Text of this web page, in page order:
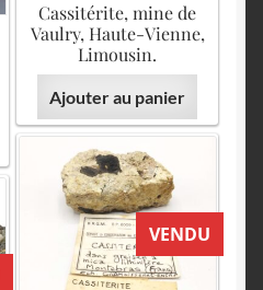
Cassitérite, mine de
Vaulry, Haute-Vienne,
Limousin.
Ajouter au panier
VENDU